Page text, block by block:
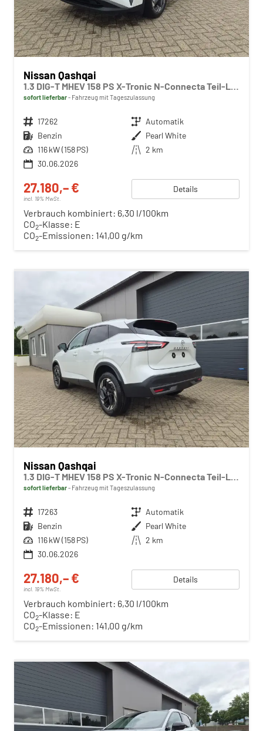
Nissan Qashqai
1.3 DIG-T MHEV 158 PS X-Tronic N-Connecta Teil-Leder PanoGlasdach Klimaautomatik Sitzheizung Lenkradheizung Navi ACC PDC v+h 360°Kamera DAB Bluetooth Touchscreen Apple CarPlay Android Auto 18"LM
sofort lieferbar Fahrzeug mit Tageszulassung
Fahrzeugnr. 17262 Getriebe Automatik
Kraftstoff Benzin Außenfarbe Pearl White
Leistung 116 kW (158 PS) Kilometerstand 2 km
30.06.2026
27.180,– €
incl. 19% MwSt.
Details
Verbrauch kombiniert: 6,30 l/100km
CO2-Klasse: E
CO2-Emissionen: 141,00 g/km
Nissan Qashqai
1.3 DIG-T MHEV 158 PS X-Tronic N-Connecta Teil-Leder PanoGlasdach Klimaautomatik Sitzheizung Lenkradheizung Navi ACC PDC v+h 360°Kamera DAB Bluetooth Touchscreen Apple CarPlay Android Auto 18"LM
sofort lieferbar Fahrzeug mit Tageszulassung
Fahrzeugnr. 17263 Getriebe Automatik
Kraftstoff Benzin Außenfarbe Pearl White
Leistung 116 kW (158 PS) Kilometerstand 2 km
30.06.2026
27.180,– €
incl. 19% MwSt.
Details
Verbrauch kombiniert: 6,30 l/100km
CO2-Klasse: E
CO2-Emissionen: 141,00 g/km